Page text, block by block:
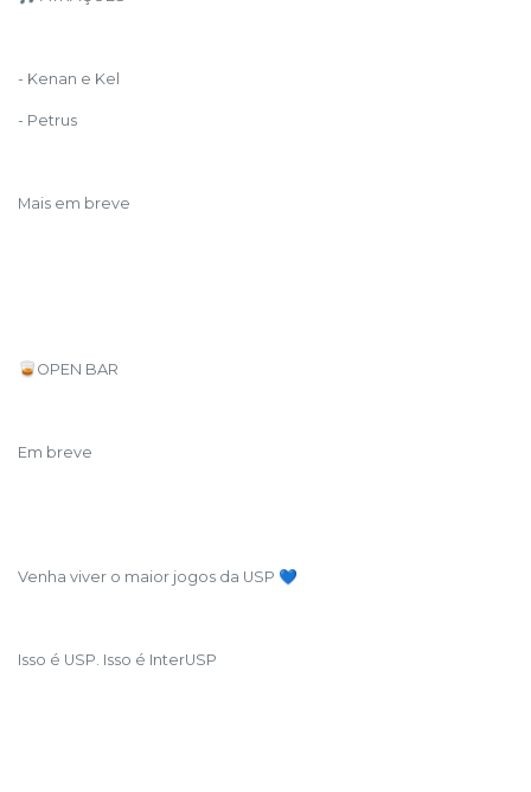
- Kenan e Kel
- Petrus
Mais em breve
🥃OPEN BAR
Em breve
Venha viver o maior jogos da USP 💙
Isso é USP. Isso é InterUSP